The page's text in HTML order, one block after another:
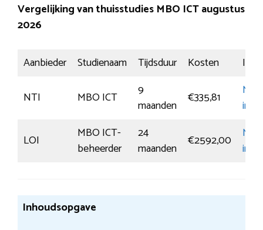
Vergelijking van thuisstudies MBO ICT augustus
2026
Aanbieder Studienaam Tijdsduur Kosten
NTI
MBO ICT
9
maanden
€335,81
LOI
MBO ICT-
beheerder
24
maanden
€2592,00
Inhoudsopgave